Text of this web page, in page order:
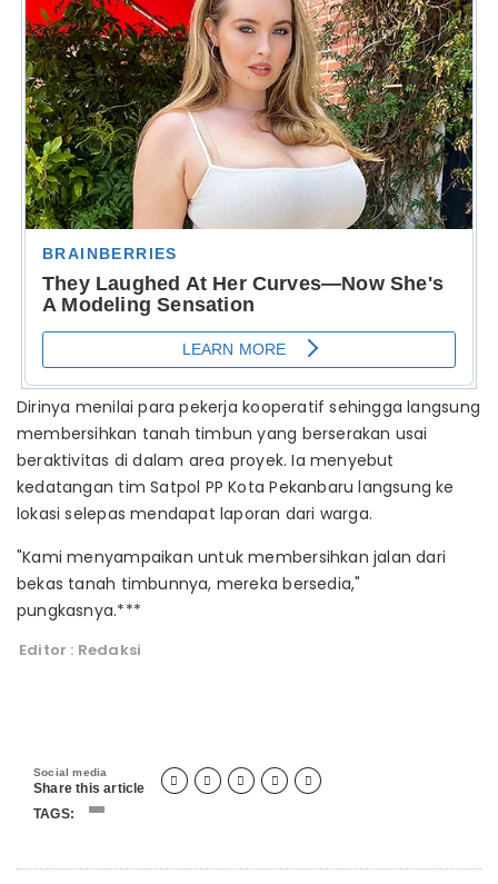
Dirinya menilai para pekerja kooperatif sehingga langsung
membersihkan tanah timbun yang berserakan usai
beraktivitas di dalam area proyek. Ia menyebut
kedatangan tim Satpol PP Kota Pekanbaru langsung ke
lokasi selepas mendapat laporan dari warga.
"Kami menyampaikan untuk membersihkan jalan dari
bekas tanah timbunnya, mereka bersedia,"
pungkasnya.***
Editor : Redaksi
Social media
Share this article     
TAGS: